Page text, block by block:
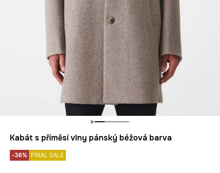
Kabát s příměsí vlny pánský béžová barva
-36% FINAL SALE